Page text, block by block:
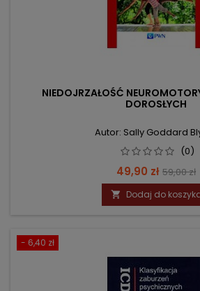
NIEDOJRZAŁOŚĆ
DOROSŁYCH
Autor: Sally Goddard
(0)
Cena
49,90 zł Cena
59,00 zł
 Dodaj do
- 6,40 zł